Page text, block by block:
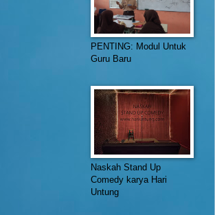
PENTING: Modul Untuk
Guru Baru
Naskah Stand Up
Comedy karya Hari
Untung